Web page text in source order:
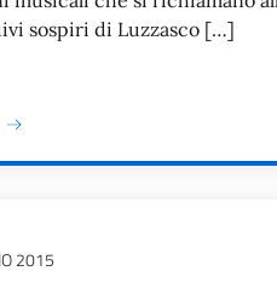
sospiri di Luzzasco […]
2015